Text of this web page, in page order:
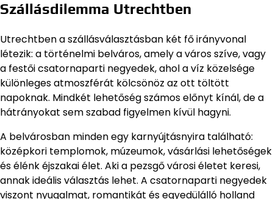
Szállásdilemma Utrechtben
Utrechtben a szállásválasztásban két fő irányvonal
létezik: a történelmi belváros, amely a város szíve, vagy
a festői csatornaparti negyedek, ahol a víz közelsége
különleges atmoszférát kölcsönöz az ott töltött
napoknak. Mindkét lehetőség számos előnyt kínál, de a
hátrányokat sem szabad figyelmen kívül hagyni.
A belvárosban minden egy karnyújtásnyira található:
középkori templomok, múzeumok, vásárlási lehetőségek
és élénk éjszakai élet. Aki a pezsgő városi életet keresi,
annak ideális választás lehet. A csatornaparti negyedek
viszont nyugalmat, romantikát és egyedülálló holland